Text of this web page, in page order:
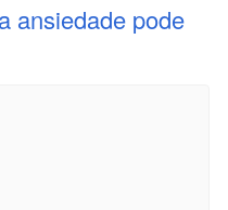
ansiedade pode